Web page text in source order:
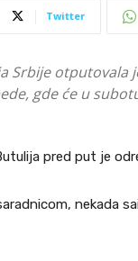
Twitter
Srbije otputovala
gde će u
pred put je
nekada